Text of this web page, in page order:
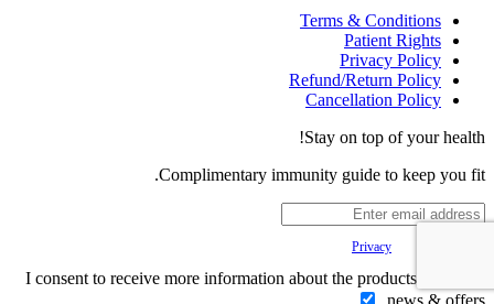
Terms & Conditions
Patient Rights
Privacy Policy
Refund/Return Policy
Cancellation Policy
Stay on top of your health!
Complimentary immunity guide to keep you fit.
Privacy
I consent to receive more information about the products, services,